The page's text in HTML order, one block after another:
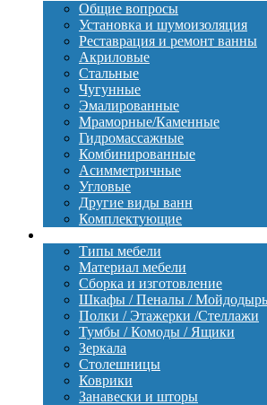
Общие вопросы
Установка и шумоизоляция
Реставрация и ремонт ванны
Акриловые
Стальные
Чугунные
Эмалированные
Мраморные/Каменные
Гидромассажные
Комбинированные
Асимметричные
Угловые
Другие виды ванн
Комплектующие
Типы мебели
Материал мебели
Сборка и изготовление
Шкафы / Пеналы /
Полки / Этажерки /Стеллажи
Тумбы / Комоды / Ящики
Зеркала
Столешницы
Коврики
Занавески и шторы